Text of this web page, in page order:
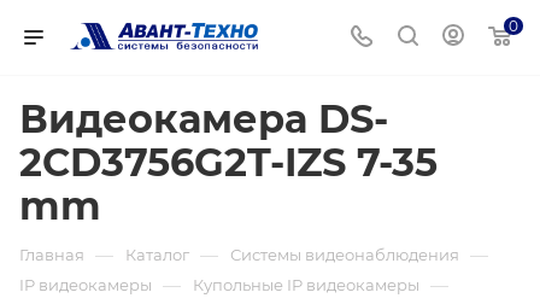
0
Видеокамера DS-
2CD3756G2T-IZS 7-35
mm
Главная — Каталог — Системы видеонаблюдения —
IP видеокамеры — Купольные IP видеокамеры —